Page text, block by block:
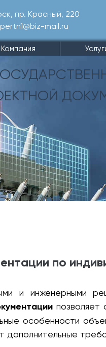
пр. Красный, 220
mail.ru
Компания
по
и инженерными
позволяет
особенности
дополнительные